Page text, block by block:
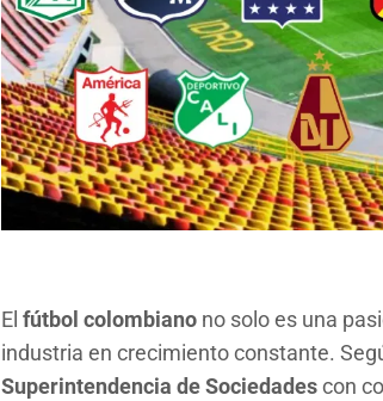
El fútbol colombianono solo es una
industria en crecimiento constante.
Superintendencia de Sociedadescon